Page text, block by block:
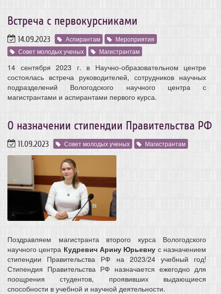
Встреча с первокурсниками
14.09.2023 Аспирантам
Мероприятия
Совет молодых ученых
Магистрантам
14 сентября 2023 г. в Научно-образовательном центре
состоялась встреча руководителей, сотрудников научных
подразделений Вологодского научного центра с
магистрантами и аспирантами первого курса.
О назначении стипендии Правительства РФ
11.09.2023 Совет молодых ученых Магистрантам
Поздравляем магистранта второго курса Вологодского
научного центра Кудревич Арину Юрьевну с назначением
стипендии Правительства РФ на 2023/24 учебный год!
Стипендия Правительства РФ назначается ежегодно для
поощрения студентов, проявивших выдающиеся
способности в учебной и научной деятельности.